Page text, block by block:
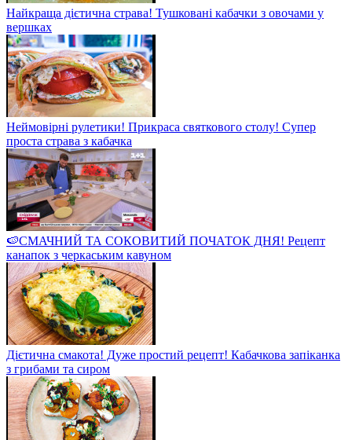
Найкраща дієтична страва! Тушковані кабачки з овочами у
вершках
Неймовірні рулетики! Прикраса святкового столу! Супер
проста страва з кабачка
🍉СМАЧНИЙ ТА СОКОВИТИЙ ПОЧАТОК ДНЯ! Рецепт
канапок з черкаським кавуном
Дієтична смакота! Дуже простий рецепт! Кабачкова запіканка
з грибами та сиром